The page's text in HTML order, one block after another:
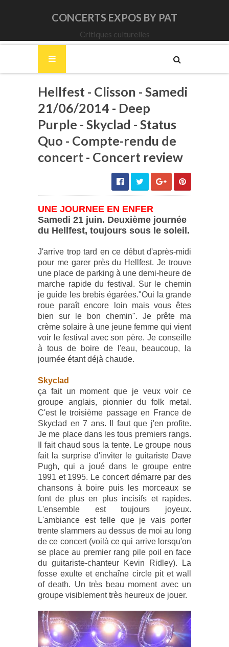
CONCERTS EXPOS BY PAT
Critiques culturelles
Hellfest - Clisson - Samedi
21/06/2014 - Deep
Purple - Skyclad - Status
Quo - Compte-rendu de
concert - Concert review
UNE JOURNEE EN ENFER
Samedi 21 juin. Deuxième journée
du Hellfest, toujours sous le soleil.
J'arrive trop tard en ce début d'après-midi
pour me garer près du Hellfest. Je trouve
une place de parking à une demi-heure de
marche rapide du festival. Sur le chemin
je guide les brebis égarées."Oui la grande
roue paraît encore loin mais vous êtes
bien sur le bon chemin". Je prête ma
crème solaire à une jeune femme qui vient
voir le festival avec son père. Je conseille
à tous de boire de l'eau, beaucoup, la
journée étant déjà chaude.
Skyclad
ça fait un moment que je veux voir ce
groupe anglais, pionnier du folk metal.
C'est le troisième passage en France de
Skyclad en 7 ans. Il faut que j'en profite.
Je me place dans les tous premiers rangs.
Il fait chaud sous la tente. Le groupe nous
fait la surprise d'inviter le guitariste Dave
Pugh, qui a joué dans le groupe entre
1991 et 1995. Le concert démarre par des
chansons à boire puis les morceaux se
font de plus en plus incisifs et rapides.
L'ensemble est toujours joyeux.
L'ambiance est telle que je vais porter
trente slammers au dessus de moi au long
de ce concert (voilà ce qui arrive lorsqu'on
se place au premier rang pile poil en face
du guitariste-chanteur Kevin Ridley). La
fosse exulte et enchaîne circle pit et wall
of death. Un très beau moment avec un
groupe visiblement très heureux de jouer.